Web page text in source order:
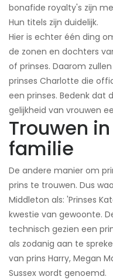
bonafide royalty's zijn
Hun titels zijn duidelijk.
Hier is echter één ding
de zonen en dochters
of prinses. Daarom
prinses Charlotte die
een prinses. Bedenk dat
gelijkheid van vrouwen
Trouwen
familie
De andere manier om
prins te trouwen. Dus
Middleton als: 'Prinses
kwestie van gewoonte.
technisch gezien een
als zodanig aan te
van prins Harry, Megan
Sussex wordt genoemd.